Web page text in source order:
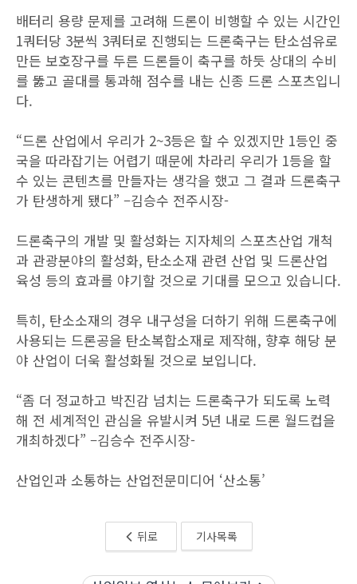
배터리 용량 문제를 고려해 드론이 비행할 수 있는 시간인
1쿼터당 3분씩 3쿼터로 진행되는 드론축구는 탄소섬유로
만든 보호장구를 두른 드론들이 축구를 하듯 상대의 수비
를 뚫고 골대를 통과해 점수를 내는 신종 드론 스포츠입니
다.
“드론 산업에서 우리가 2~3등은 할 수 있겠지만 1등인 중
국을 따라잡기는 어렵기 때문에 차라리 우리가 1등을 할
수 있는 콘텐츠를 만들자는 생각을 했고 그 결과 드론축구
가 탄생하게 됐다” –김승수 전주시장-
드론축구의 개발 및 활성화는 지자체의 스포츠산업 개척
과 관광분야의 활성화, 탄소소재 관련 산업 및 드론산업
육성 등의 효과를 야기할 것으로 기대를 모으고 있습니다.
특히, 탄소소재의 경우 내구성을 더하기 위해 드론축구에
사용되는 드론공을 탄소복합소재로 제작해, 향후 해당 분
야 산업이 더욱 활성화될 것으로 보입니다.
“좀 더 정교하고 박진감 넘치는 드론축구가 되도록 노력
해 전 세계적인 관심을 유발시켜 5년 내로 드론 월드컵을
개최하겠다” –김승수 전주시장-
산업인과 소통하는 산업전문미디어 ‘산소통’
뒤로 기사목록